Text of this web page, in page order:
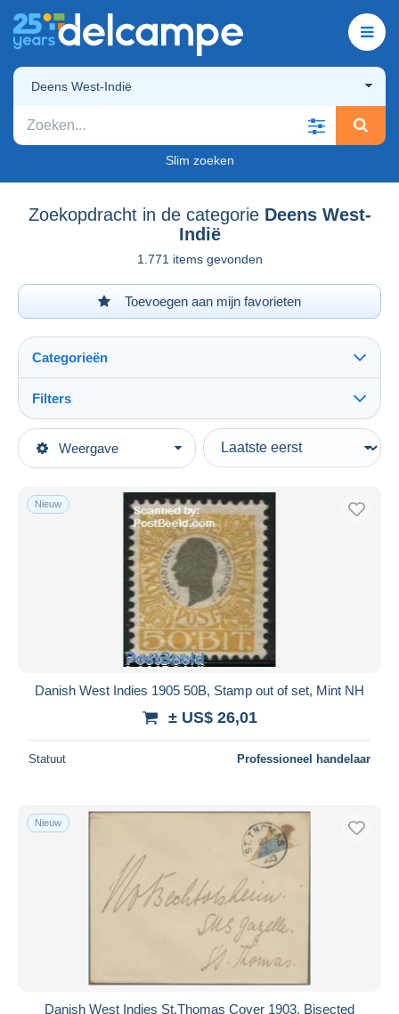
Deens West-Indië
Slim zoeken
Zoekopdracht in de categorie Deens West-
Indië
1.771 items gevonden
Toevoegen aan mijn favorieten
Weergave
Categorieën
Topcategorieën
Europa
Deens West-Indië
Filters
Type verkopen
Actief
Vaste prijs
Veiling met biedingen
Veilingen zonder biedingen
Veilinghuizen
Alle looptijden
Prijs
Alleen met korting
Gratis levering
Betaalmiddelen
PayPal
Bankoverschrijving
Bancontact
Nieuw
Danish West Indies 1905 50B, Stamp out of set, Mint NH
± US$ 26,01
Statuut Professioneel handelaar
Nieuw
Danish West Indies St.Thomas Cover 1903. Bisected